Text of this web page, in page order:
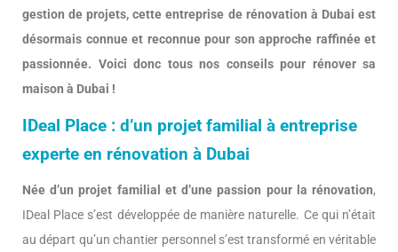
gestion de projets, cette entreprise de rénovation à Dubai est
désormais connue et reconnue pour son approche raffinée et
passionnée. Voici donc tous nos conseils pour rénover sa
maison à Dubai !
IDeal Place : d’un projet familial à entreprise
experte en rénovation à Dubai
Née d’un projet familial et d’une passion pour la rénovation,
IDeal Place s’est développée de manière naturelle. Ce qui n’était
au départ qu’un chantier personnel s’est transformé en véritable